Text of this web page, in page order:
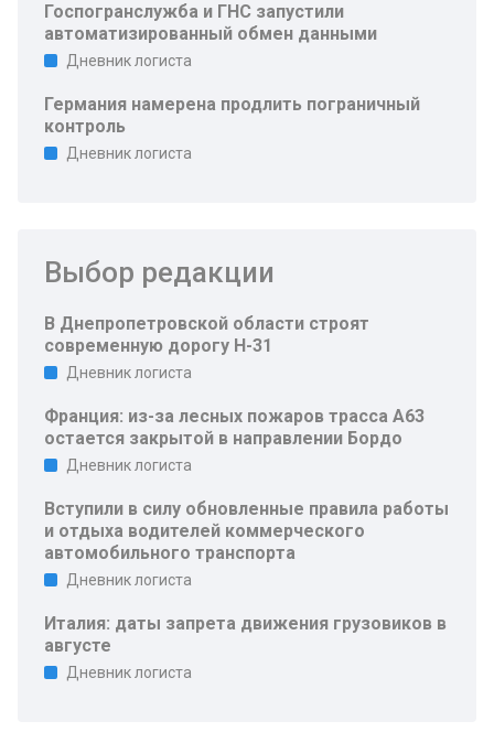
Госпогранслужба и ГНС запустили
автоматизированный обмен данными
Дневник логиста
Германия намерена продлить пограничный
контроль
Дневник логиста
Выбор редакции
В Днепропетровской области строят
современную дорогу Н-31
Дневник логиста
Франция: из-за лесных пожаров трасса A63
остается закрытой в направлении Бордо
Дневник логиста
Вступили в силу обновленные правила работы
и отдыха водителей коммерческого
автомобильного транспорта
Дневник логиста
Италия: даты запрета движения грузовиков в
августе
Дневник логиста